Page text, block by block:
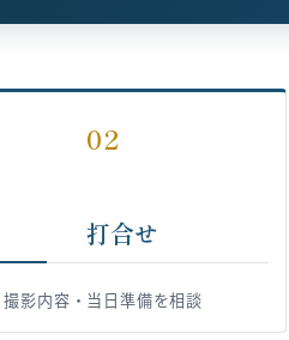
02
打合せ
撮影内容・当日準備を相談